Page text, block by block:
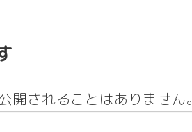
開されることはありません。